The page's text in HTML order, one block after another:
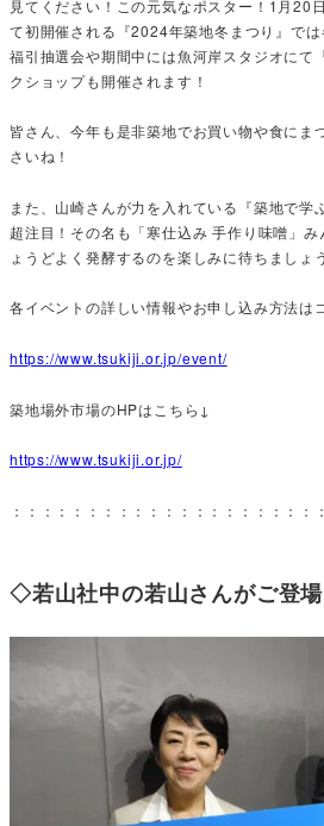
見てください！この元気なポスター！1月20
て初開催される『2024年築地冬まつり』では
福引抽選会や期間中には魚河岸スタジオにて
クショップも開催されます！
皆さん、今年も是非築地でお買い物や食にま
さいね！
また、山崎さんが力を入れている『築地で学
超注目！その名も「寒仕込み 手作り味噌」
ょうどよく発酵するのを楽しみに待ちましょ
各イベントの詳しい情報やお申し込み方法は
https://www.tsukiji.or.jp/event/
築地場外市場のHPはこちら↓
https://www.tsukiji.or.jp/
：：：：：：：：：：：：：：：：：：：：
◇若山社中の若山さんがご登場